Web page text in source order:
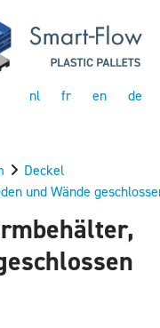
nl fr en de
Deckel
und Wände